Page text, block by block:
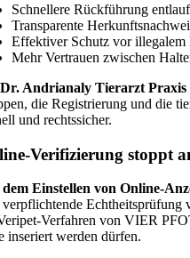
Schnellere Rückführung
Transparente
Effektiver Schutz vor illegalem
Mehr Vertrauen zwischen
Andrianaly Tierarzt
die Registrierung und die
und rechtssicher.
Verifizierung stoppt
Einstellen von Online-
verpflichtende Echtheitsprüfung
Verfahren von VIER
inseriert werden dürfen.